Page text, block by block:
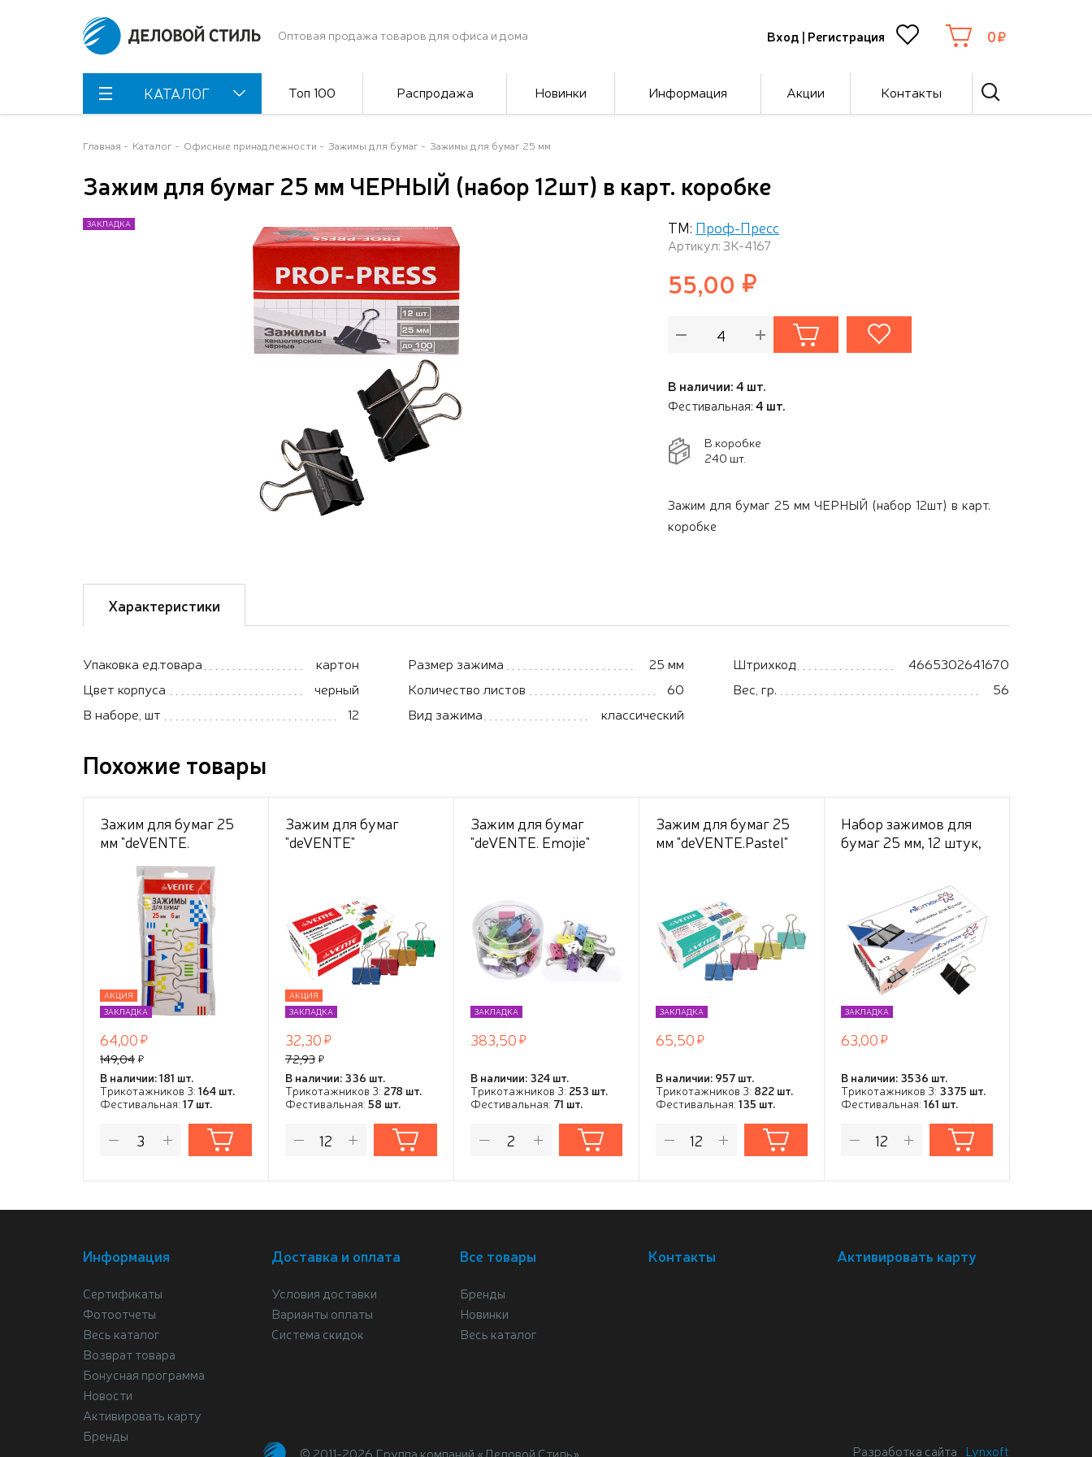
Оптовая продажа товаров для офиса и дома Вход | Регистрация 0
КАТАЛОГ Топ 100 Распродажа Новинки Информация Акции Контакты
Главная Каталог Офисные принадлежности Зажимы для бумаг Зажимы для бумаг 25 мм
Зажим для бумаг 25 мм ЧЕРНЫЙ (набор 12шт) в карт. коробке
ЗАКЛАДКА
ЗАКЛАДКА ТМ: Проф-Пресс
Артикул: ЗК-4167
55,00
В наличии: 4 шт.
Фестивальная:4 шт.
В коробке
240 шт.
Зажим для бумаг 25 мм ЧЕРНЫЙ (набор 12шт) в карт.
коробке
Характеристики
Упаковка ед.товара
картон
Цвет корпуса
черный
В наборе, шт
12
Размер зажима
25 мм
Количество листов
60
Вид зажима
классический
Штрихкод
4665302641670
Вес, гр.
56
Похожие товары
Зажим для бумаг 25
мм "deVENTE.
10,5 мм, 6 шт.
АКЦИЯ
ЗАКЛАДКА
64,00
149,04
В наличии: 181 шт.
Трикотажников 3: 164 шт.
Фестивальная: 17 шт.
Зажим для бумаг
"deVENTE"
до 10 мм, цветной
ассорти, 12 шт в
картонной коробке
АКЦИЯ
ЗАКЛАДКА
32,30
72,93
В наличии: 336 шт.
Трикотажников 3: 278 шт.
Фестивальная: 58 шт.
Зажим для бумаг
"deVENTE. Emojie"
скрепления до 10,5 мм,
цветной ассорти, 48
шт пластиковой тубе
ЗАКЛАДКА
383,50
В наличии: 324 шт.
Трикотажников 3: 253 шт.
Фестивальная: 71 шт.
Зажим для бумаг 25
мм "deVENTE.Pastel"
шт в картонной
коробке
ЗАКЛАДКА
65,50
В наличии: 957 шт.
Трикотажников 3: 822 шт.
Фестивальная: 135 шт.
Набор зажимов для
бумаг 25 мм, 12 штук,
ЗАКЛАДКА
63,00
В наличии: 3536 шт.
Трикотажников 3: 3375 шт.
Фестивальная: 161 шт.
Информация
Сертификаты
Фотоотчеты
Весь каталог
Возврат товара
Бонусная программа
Новости
Активировать карту
Бренды
Доставка и оплата
Условия доставки
Варианты оплаты
Система скидок
Все товары
Бренды
Новинки
Весь каталог
Контакты Активировать карту
Разработка сайта Lynxoft
© 2011-2026 Группа компаний «Деловой Стиль»